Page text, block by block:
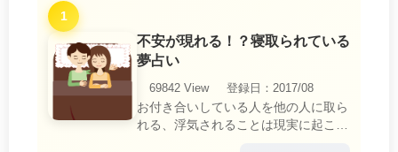
1
不安が現れる！？寝取られている
夢占い
69842 View
登録日：2017/08
お付き合いしている人を他の人に取ら
れる、浮気されることは現実に起こる